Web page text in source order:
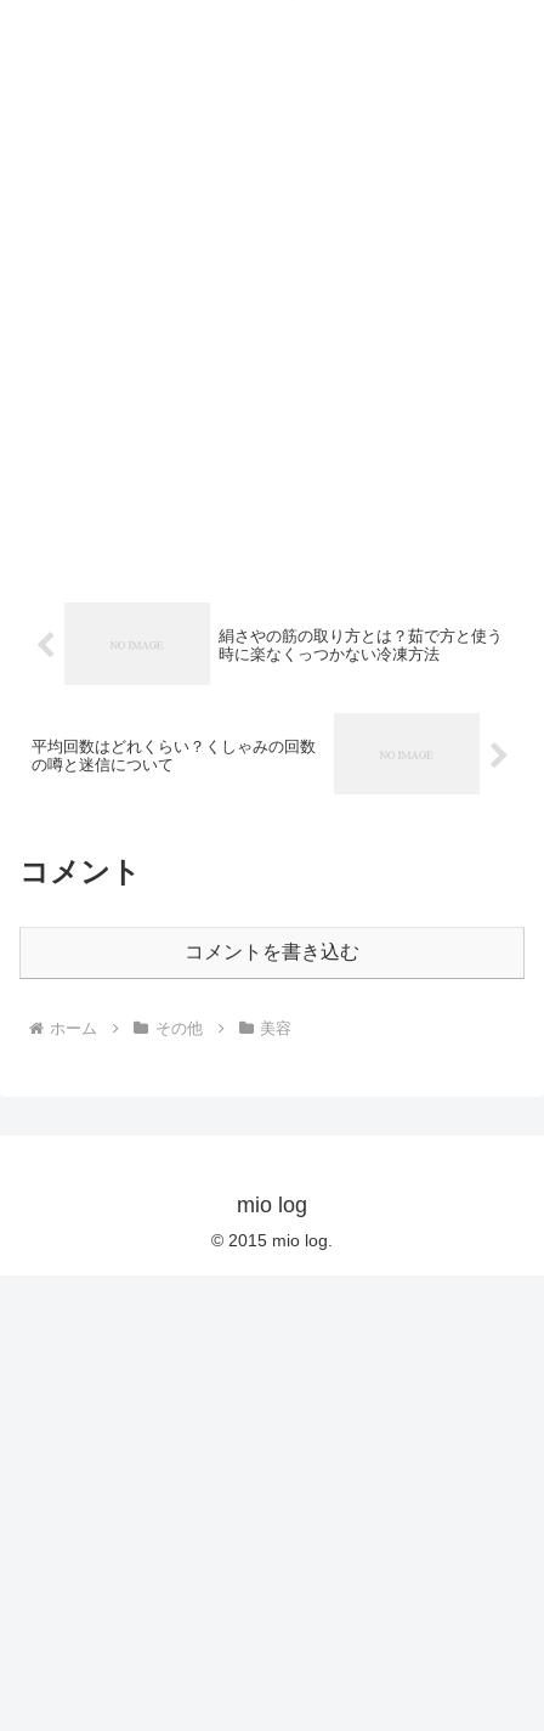
絹さやの筋の取り方とは？茹で方と使う
時に楽なくっつかない冷凍方法
平均回数はどれくらい？くしゃみの回数
の噂と迷信について
コメント
コメントを書き込む
ホーム その他 美容
mio log
© 2015 mio log.